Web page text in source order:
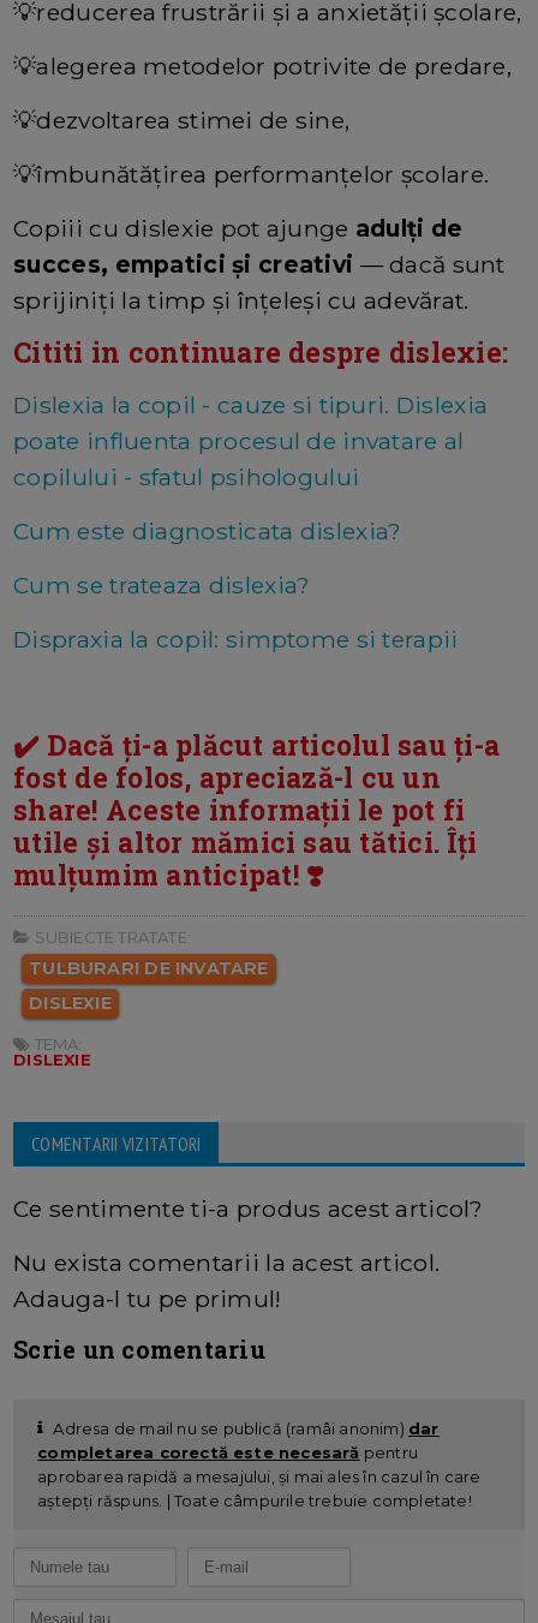
💡reducerea frustrării și a anxietății școlare,
💡alegerea metodelor potrivite de predare,
💡dezvoltarea stimei de sine,
💡îmbunătățirea performanțelor școlare.
Copiii cu dislexie pot ajunge adulți de
succes, empatici și creativi — dacă sunt
sprijiniți la timp și înțeleși cu adevărat.
Cititi in continuare despre dislexie:
Dislexia la copil - cauze si tipuri. Dislexia
poate influenta procesul de invatare al
copilului - sfatul psihologului
Cum este diagnosticata dislexia?
Cum se trateaza dislexia?
Dispraxia la copil: simptome si terapii
✔️ Dacă ți-a plăcut articolul sau ți-a
fost de folos, apreciază-l cu un
share! Aceste informații le pot fi
utile și altor mămici sau tătici. Îți
mulțumim anticipat! ❣️
SUBIECTE TRATATE:
TULBURARI DE INVATARE
DISLEXIE
TEMA:
DISLEXIE
COMENTARII VIZITATORI
Ce sentimente ti-a produs acest articol?
Nu exista comentarii la acest articol.
Adauga-l tu pe primul!
Scrie un comentariu
Adresa de mail nu se publică (ramâi anonim) dar
completarea corectă este necesară pentru
aprobarea rapidă a mesajului, și mai ales în cazul în care
aștepți răspuns. | Toate câmpurile trebuie completate!